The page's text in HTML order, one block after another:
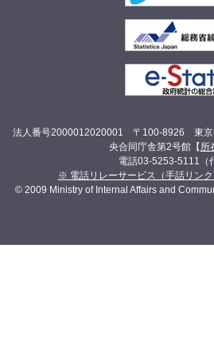
法人番号2000012020001 〒100-8926 東
央合同庁舎第2号館【 所
電話03-5253-5111（
※ 電話リレーサービス（手話リン
© 2009 Ministry of Internal Affairs and